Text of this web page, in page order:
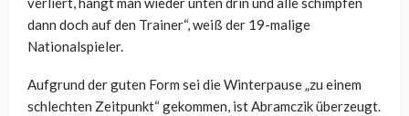
dann doch auf den Trainer“, weiß der 19-malige
Nationalspieler.
Aufgrund der guten Form sei die Winterpause „zu einem
schlechten Zeitpunkt“ gekommen, ist Abramczik überzeugt.